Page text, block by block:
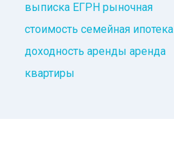
выписка ЕГРН рыночная
стоимость семейная ипотека
доходность аренды аренда
квартиры